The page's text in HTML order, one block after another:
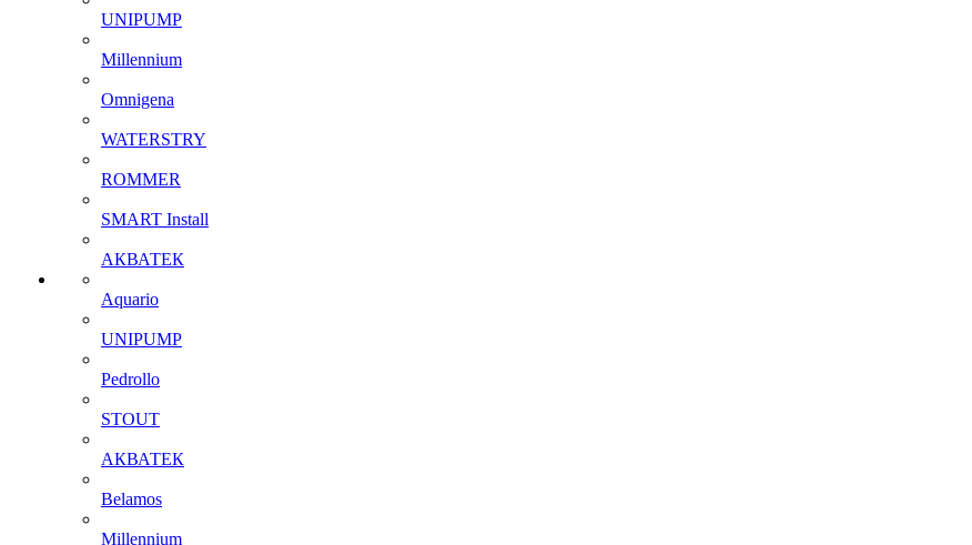
UNIPUMP
Millennium
Omnigena
WATERSTRY
ROMMER
SMART Install
АКВАТЕК
Aquario
UNIPUMP
Pedrollo
STOUT
АКВАТЕК
Belamos
Millennium